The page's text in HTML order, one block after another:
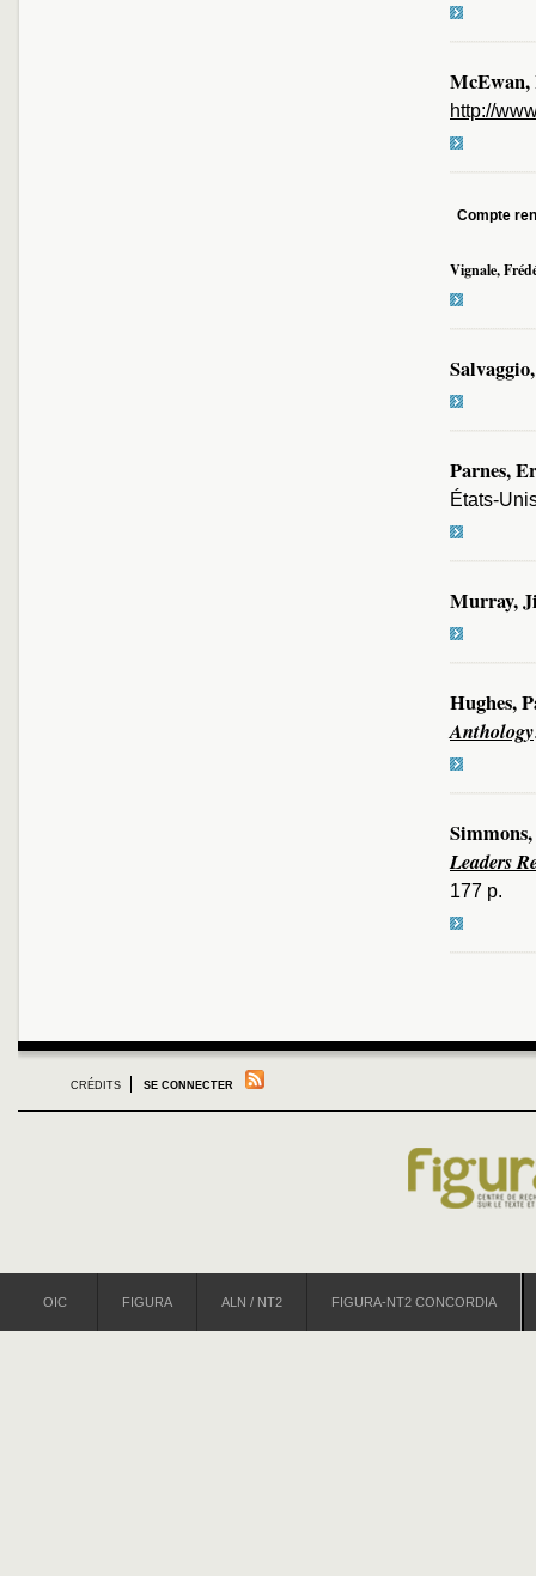
McEwan,
http://
Compte
Vignale,
Parnes,
États-
Murray,
Hughes,
Anthology
Leaders
177 p.
CRÉDITS SE CONNECTER
OIC FIGURA ALN / NT2 FIGURA-NT2 CONCORDIA